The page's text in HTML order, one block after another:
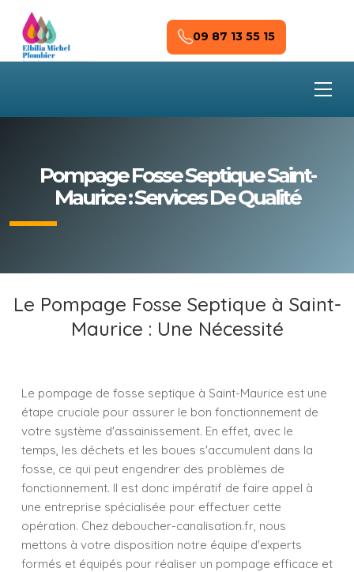
Skip to main content
09 87 13 55 15
Pompage Fosse Septique Saint-
Maurice : Services De Qualité
Le Pompage Fosse Septique à Saint-
Maurice : Une Nécessité
Le pompage de fosse septique à Saint-Maurice est une
étape cruciale pour assurer le bon fonctionnement de
votre système d'assainissement. En effet, avec le
temps, les déchets et les boues s'accumulent dans la
fosse, ce qui peut engendrer des problèmes de
fonctionnement. Il est donc impératif de faire appel à
une entreprise spécialisée pour effectuer cette
opération. Chez deboucher-canalisation.fr, nous
mettons à votre disposition notre équipe d'experts
formés et équipés pour réaliser un pompage efficace et